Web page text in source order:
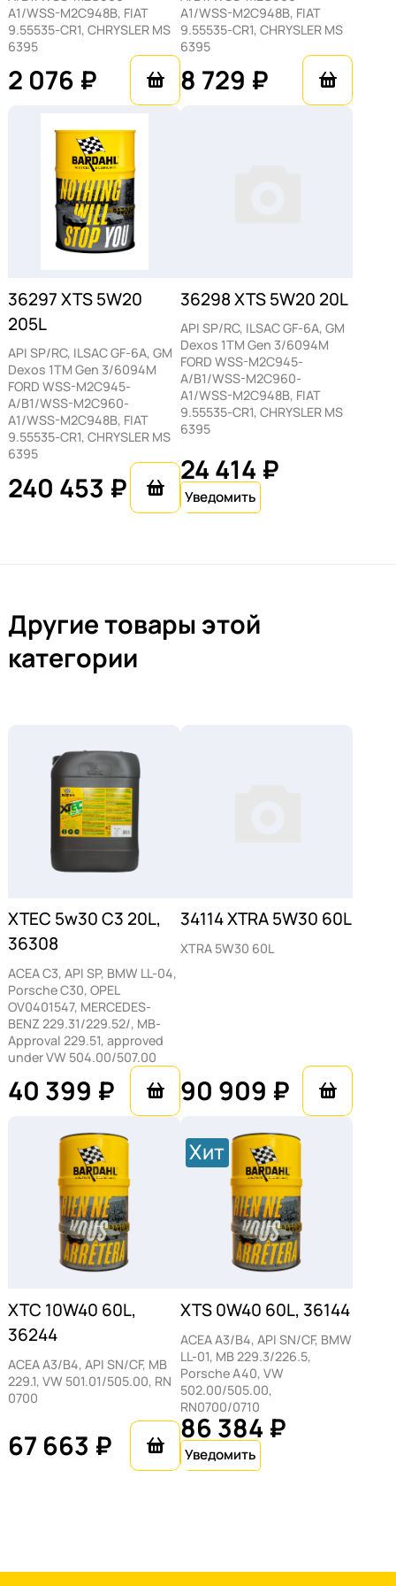
мощности и повышение топливной
экономичности.
Очистку двигателя. Удаление отложений
и осадочных продуктов сгорания, что
приводит к более чистому и
эффективному двигателю.
Комплексную защиту двигателя. Защита
от износа, коррозии и окисления,
обеспечивающая долговечность и
оптимальную работу ДВС.
Масло BARDAHL XTS 5W20 рекомендуется
применять в соответствии с инструкциями
производителя для всех бензиновых и
дизельных моторов, включая двигатели
FORD EcoBoost.
A1/WSS-M2C948B, FIAT
9.55535-CR1, CHRYSLER MS
6395
2 076 ₽
A1/WSS-M2C948B, FIAT
9.55535-CR1, CHRYSLER MS
6395
8 729 ₽
36297 XTS 5W20
205L
API SP/RC, ILSAC GF-6A, GM
Dexos 1TM Gen 3/6094M
FORD WSS-M2C945-
A/B1/WSS-M2C960-
A1/WSS-M2C948B, FIAT
9.55535-CR1, CHRYSLER MS
6395
240 453 ₽
36298 XTS 5W20 20L
API SP/RC, ILSAC GF-6A, GM
Dexos 1TM Gen 3/6094M
FORD WSS-M2C945-
A/B1/WSS-M2C960-
A1/WSS-M2C948B, FIAT
9.55535-CR1, CHRYSLER MS
6395
24 414 ₽
Другие товары этой
категории
XTEC 5w30 C3 20L,
36308
ACEA C3, API SP, BMW LL-04,
Porsche C30, OPEL
OV0401547, MERCEDES-
BENZ 229.31/229.52/, MB-
Approval 229.51, approved
under VW 504.00/507.00
40 399 ₽
34114 ХTRA 5W30 60L
ХTRA 5W30 60L
90 909 ₽
XTC 10W40 60L,
36244
ACEA A3/B4, API SN/CF, MB
229.1, VW 501.01/505.00, RN
0700
67 663 ₽
Хит
XTS 0W40 60L, 36144
ACEA A3/B4, API SN/CF, BMW
LL-01, MB 229.3/226.5,
Porsche A40, VW
502.00/505.00,
RN0700/0710
86 384 ₽